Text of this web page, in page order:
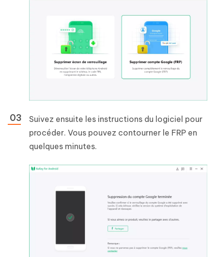
Suivez ensuite les instructions du logiciel pour
procéder. Vous pouvez contourner le FRP en
quelques minutes.